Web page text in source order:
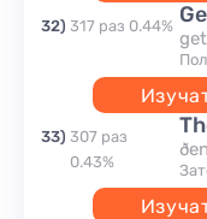
32) 317 раз 0.44%
get
33) 307 раз
0.43%
ðen